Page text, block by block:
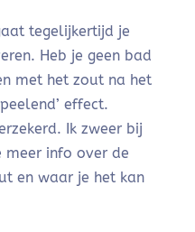
tegelijkertijd je
Heb je geen bad
met het zout na het
effect.
Ik zweer bij
meer info over de
en waar je het kan